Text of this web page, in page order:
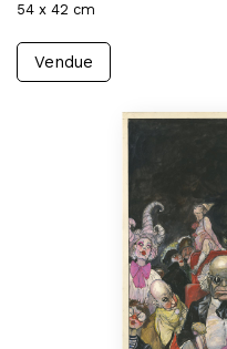
54 x 42 cm
Vendue